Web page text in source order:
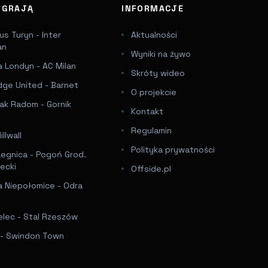
Turyn - Inter
Londyn - AC Milan
United - Barnet
Radom - Gornik
- Pogoń Grod.
Niepołomice - Odra
- Stal Rzeszów
Swindon Town
INFORMACJE
Aktualności
Wyniki na żywo
Skróty wideo
O projekcie
Kontakt
Regulamin
Polityka prywatności
Offside.pl